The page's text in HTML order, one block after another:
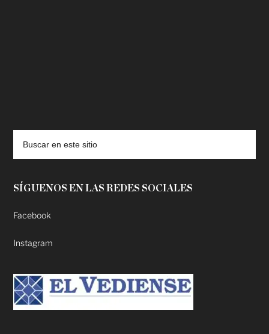
SÍGUENOS EN LAS REDES SOCIALES
Facebook
Instagram